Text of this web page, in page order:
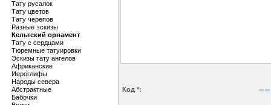
Тату русалок
Тату цветов
Тату черепов
Разные эскизы
Кельтский орнамент
Тату с сердцами
Тюремные татуировки
Эскизы тату ангелов
Африканские
Иероглифы
Народы севера
Абстрактные
Бабочки
Код *: